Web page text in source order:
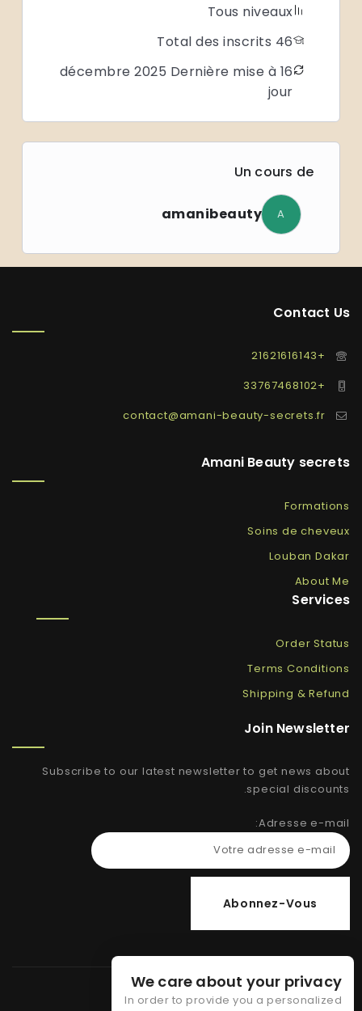
Tous niveaux
46 Total des inscrits
16 décembre 2025 Dernière mise à
jour
Un cours de
A
amanibeauty
Contact Us
+21621616143
+33767468102
contact@amani-beauty-secrets.fr
Amani Beauty secrets
Formations
Soins de cheveux
Louban Dakar
About Me
Services
Order Status
Terms Conditions
Shipping & Refund
Join Newsletter
Subscribe to our latest newsletter to get news about
special discounts.
Adresse e-mail:
We care about your privacy
In order to provide you a personalized